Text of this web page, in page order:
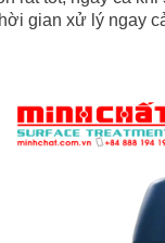
gian xử lý ngay